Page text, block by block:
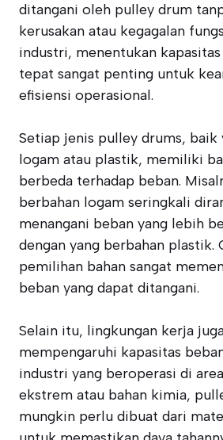
ditangani oleh pulley drum
kerusakan atau kegagalan
industri, menentukan
tepat sangat penting untuk
efisiensi operasional.
Setiap jenis pulley drums, baik
logam atau plastik, memiliki
berbeda terhadap beban.
berbahan logam seringkali
menangani beban yang lebih
dengan yang berbahan plastik.
pemilihan bahan sangat
beban yang dapat ditangani.
Selain itu, lingkungan kerja
mempengaruhi kapasitas
industri yang beroperasi di
ekstrem atau bahan kimia,
mungkin perlu dibuat dari